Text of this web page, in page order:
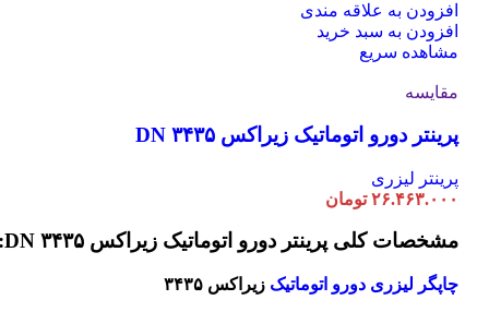
افزودن به علاقه مندی
افزودن به سبد خرید
مشاهده سریع
مقایسه
پرینتر دورو اتوماتیک زیراکس DN ۳۴۳۵
پرینتر لیزری
۲۶.۴۶۳.۰۰۰ تومان
مشخصات کلی پرینتر دورو اتوماتیک زیراکس DN ۳۴۳۵:
چاپگر لیزری دورو اتوماتیک زیراکس ۳۴۳۵